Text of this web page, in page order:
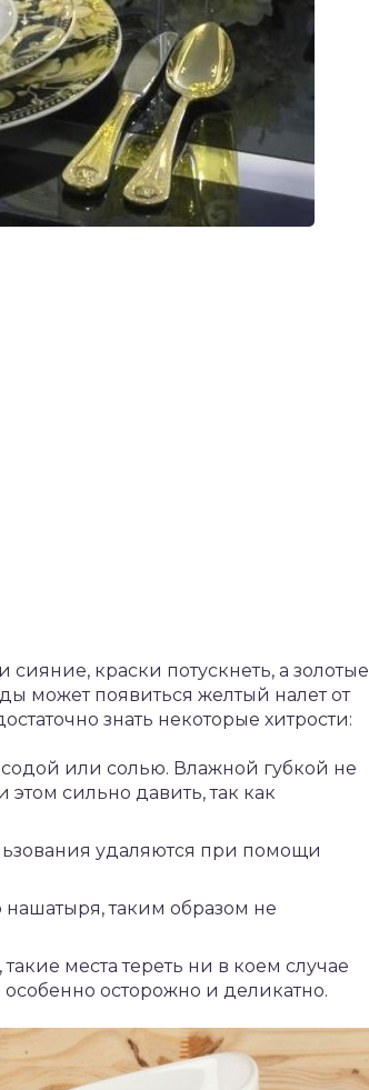
краски потускнеть, а золотые
может появиться желтый налет от
знать некоторые хитрости:
или солью. Влажной губкой не
сильно давить, так как
удаляются при помощи
таким образом не
места тереть ни в коем случае
осторожно и деликатно.